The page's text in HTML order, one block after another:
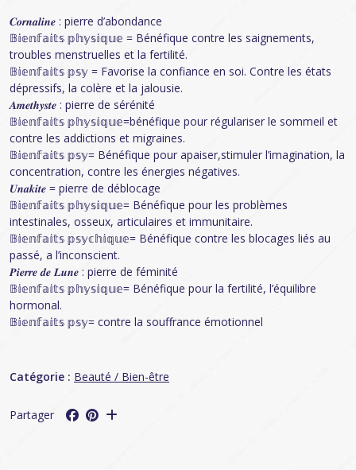
𝑪𝒐𝒓𝒏𝒂𝒍𝒊𝒏𝒆 : pierre d’abondance
𝔹𝕚𝕖𝕟𝕗𝕒𝕚𝕥𝕤 𝕡𝕙𝕪𝕤𝕚𝕢𝕦𝕖 = Bénéfique contre les saignements,
troubles menstruelles et la fertilité.
𝔹𝕚𝕖𝕟𝕗𝕒𝕚𝕥𝕤 𝕡𝕤𝕪 = Favorise la confiance en soi. Contre les états
dépressifs, la colère et la jalousie.
𝑨𝒎𝒆𝒕𝒉𝒚𝒔𝒕𝒆 : pierre de sérénité
𝔹𝕚𝕖𝕟𝕗𝕒𝕚𝕥𝕤 𝕡𝕙𝕪𝕤𝕚𝕢𝕦𝕖=bénéfique pour régulariser le sommeil et
contre les addictions et migraines.
𝔹𝕚𝕖𝕟𝕗𝕒𝕚𝕥𝕤 𝕡𝕤𝕪= Bénéfique pour apaiser,stimuler l’imagination, la
concentration, contre les énergies négatives.
𝑼𝒏𝒂𝒌𝒊𝒕𝒆 = pierre de déblocage
𝔹𝕚𝕖𝕟𝕗𝕒𝕚𝕥𝕤 𝕡𝕙𝕪𝕤𝕚𝕢𝕦𝕖= Bénéfique pour les problèmes
intestinales, osseux, articulaires et immunitaire.
𝔹𝕚𝕖𝕟𝕗𝕒𝕚𝕥𝕤 𝕡𝕤𝕪𝕔𝕙𝕚𝕢𝕦𝕖= Bénéfique contre les blocages liés au
passé, a l’inconscient.
𝑷𝒊𝒆𝒓𝒓𝒆 𝒅𝒆 𝑳𝒖𝒏𝒆 : pierre de féminité
𝔹𝕚𝕖𝕟𝕗𝕒𝕚𝕥𝕤 𝕡𝕙𝕪𝕤𝕚𝕢𝕦𝕖= Bénéfique pour la fertilité, l’équilibre
hormonal.
𝔹𝕚𝕖𝕟𝕗𝕒𝕚𝕥𝕤 𝕡𝕤𝕪= contre la souffrance émotionnel
Catégorie : Beauté / Bien-être
Partager